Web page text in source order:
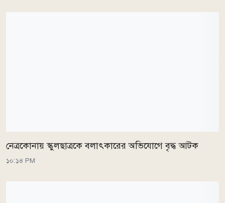
নেত্রকোনায় স্কুলছাত্রকে বলাৎকারের অভিযোগে বৃদ্ধ আটক
১০:১৪ PM